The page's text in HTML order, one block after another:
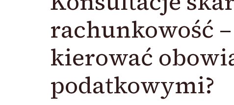
rachunkowość
kierować
podatkowymi?